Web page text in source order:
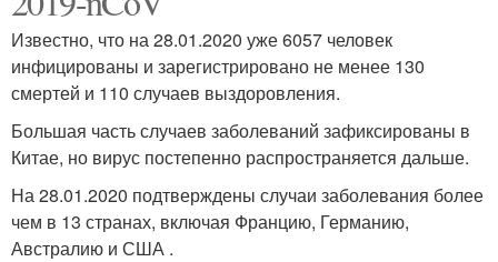
Известно, что на 28.01.2020 уже 6057 человек
инфицированы и зарегистрировано не менее 130
смертей и 110 случаев выздоровления.
Большая часть случаев заболеваний зафиксированы в
Китае, но вирус постепенно распространяется дальше.
На 28.01.2020 подтверждены случаи заболевания более
чем в 13 странах, включая Францию, Германию,
Австралию и США .